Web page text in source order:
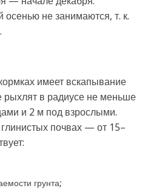
осенью не занимаются, т. к.
имеет вскапывание
рыхлят в радиусе не меньше
и 2 м под взрослыми.
почвах — от 15–
грунта;